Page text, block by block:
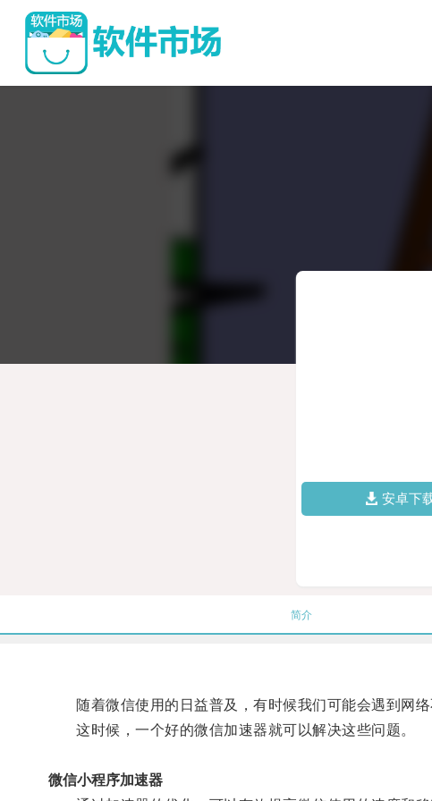
安卓下
简介
随着微信使用的日益普及，有时候我们可能会遇到网络
这时候，一个好的微信加速器就可以解决这些问题。
微信小程序加速器